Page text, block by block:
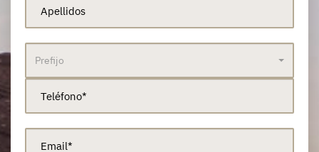
Prefijo